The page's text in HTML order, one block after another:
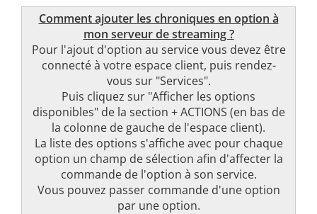
Comment ajouter les chroniques en option à
mon serveur de streaming ?
Pour l'ajout d'option au service vous devez être
connecté à votre espace client, puis rendez-
vous sur "Services".
Puis cliquez sur "Afficher les options
disponibles" de la section + ACTIONS (en bas de
la colonne de gauche de l'espace client).
La liste des options s'affiche avec pour chaque
option un champ de sélection afin d'affecter la
commande de l'option à son service.
Vous pouvez passer commande d'une option
par une option.